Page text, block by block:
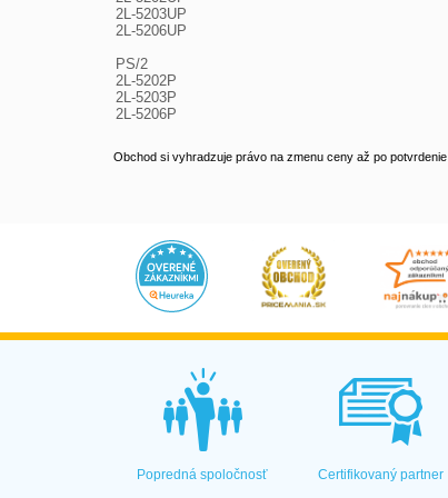
2L-5203UP
2L-5206UP
PS/2
2L-5202P
2L-5203P
2L-5206P
Obchod si vyhradzuje právo na zmenu ceny až po
Popredná spoločnosť Certifikovaný partner